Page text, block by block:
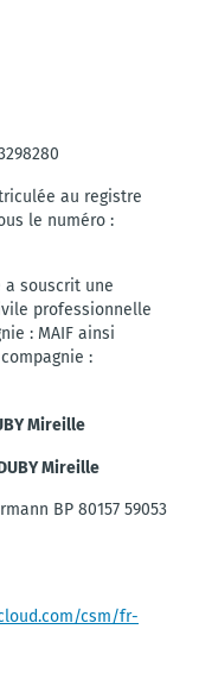
au registre
le numéro :
souscrit une
professionnelle
: MAIF ainsi
:
Mireille
Mireille
BP 80157 59053
csm/fr-